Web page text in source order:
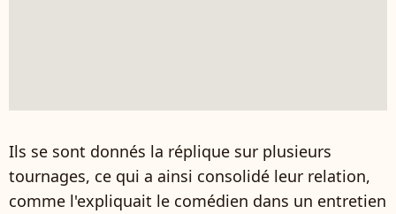
Ils se sont donnés la réplique sur plusieurs
tournages, ce qui a ainsi consolidé leur relation,
comme l'expliquait le comédien dans un entretien